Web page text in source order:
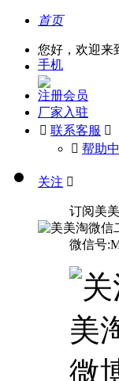
首页
您好，欢迎来
手机
注册会员
厂家入驻
 联系客服 
󰅃 帮助
关注 
订阅美
微信号